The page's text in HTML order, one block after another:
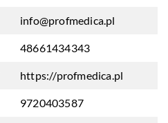
info@profmedica.pl
48661434343
https://profmedica.pl
9720403587